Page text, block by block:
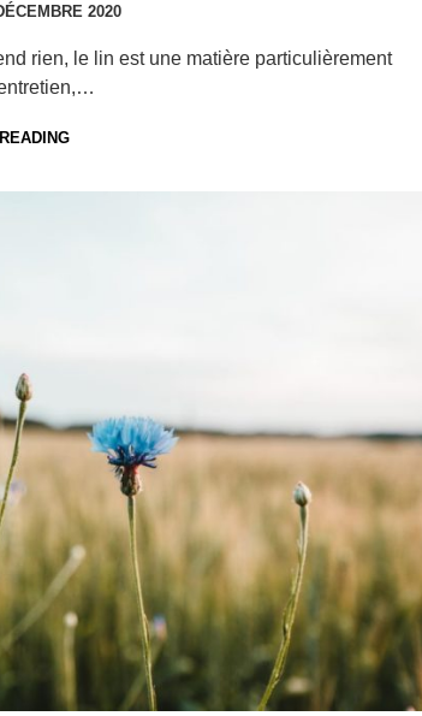
2020
rien, le lin est une matière particulièrement